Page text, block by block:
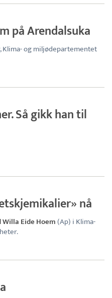
på Arendalsuka
Klima- og miljødepartementet
Så gikk han til
nå
Eide Hoem(Ap) i Klima-